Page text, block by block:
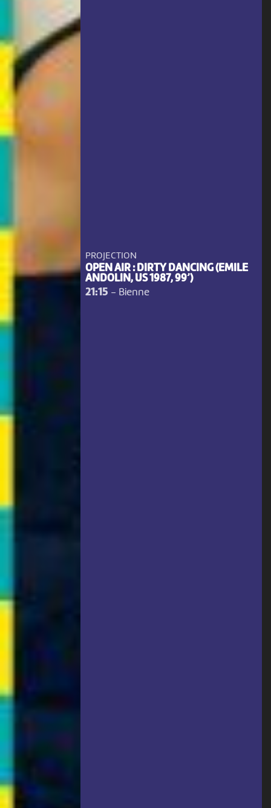
PROJECTION
OPEN AIR : DIRTY DANCING (EMILE
ANDOLIN, US 1987, 99’)
21:15 - Bienne